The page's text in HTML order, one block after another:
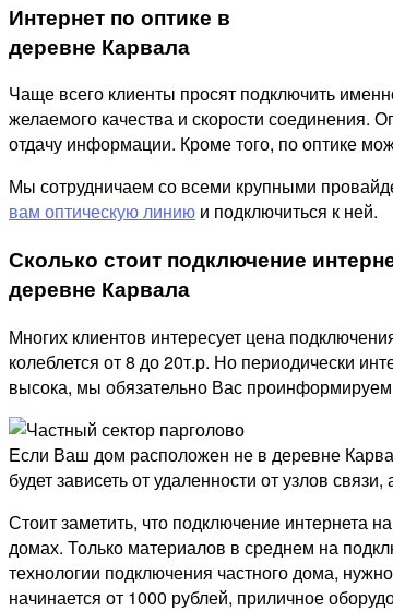
Интернет по оптике в
деревне Карвала
Чаще всего клиенты просят подключить
желаемого качества и скорости соединения.
отдачу информации. Кроме того, по оптике
Мы сотрудничаем со всеми крупными
вам оптическую линию и подключиться к ней.
Сколько стоит подключение
деревне Карвала
Многих клиентов интересует цена
колеблется от 8 до 20т.р. Но периодически
высока, мы обязательно Вас проинформируем,
Если Ваш дом расположен не в деревне
будет зависеть от удаленности от узлов
Стоит заметить, что подключение интернета
домах. Только материалов в среднем на
технологии подключения частного дома,
начинается от 1000 рублей, приличное